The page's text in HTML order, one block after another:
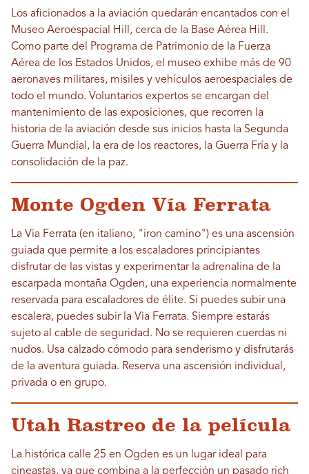
Los aficionados a la aviación quedarán encantados con el
Museo Aeroespacial Hill, cerca de la Base Aérea Hill.
Como parte del Programa de Patrimonio de la Fuerza
Aérea de los Estados Unidos, el museo exhibe más de 90
aeronaves militares, misiles y vehículos aeroespaciales de
todo el mundo. Voluntarios expertos se encargan del
mantenimiento de las exposiciones, que recorren la
historia de la aviación desde sus inicios hasta la Segunda
Guerra Mundial, la era de los reactores, la Guerra Fría y la
consolidación de la paz.
Monte Ogden Vía Ferrata
La Via Ferrata (en italiano, "iron camino") es una ascensión
guiada que permite a los escaladores principiantes
disfrutar de las vistas y experimentar la adrenalina de la
escarpada montaña Ogden, una experiencia normalmente
reservada para escaladores de élite. Si puedes subir una
escalera, puedes subir la Via Ferrata. Siempre estarás
sujeto al cable de seguridad. No se requieren cuerdas ni
nudos. Usa calzado cómodo para senderismo y disfrutarás
de la aventura guiada. Reserva una ascensión individual,
privada o en grupo.
Utah Rastreo de la película
La histórica calle 25 en Ogden es un lugar ideal para
cineastas, ya que combina a la perfección un pasado rich